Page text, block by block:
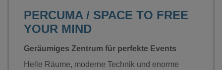
PERCUMA / SPACE TO FREE
YOUR MIND
Geräumiges Zentrum für perfekte Events
Helle Räume, moderne Technik und enorme